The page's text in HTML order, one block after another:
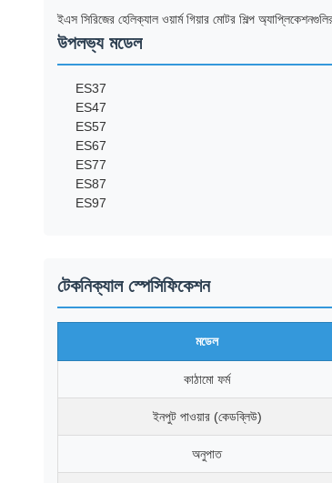
ইএস সিরিজের হেলিক্যাল ওয়ার্ম গিয়ার মোটর শিল্প
উপলভ্য মডেল
ES37
ES47
ES57
ES67
ES77
ES87
ES97
টেকনিক্যাল স্পেসিফিকেশন
মডেল
কাঠামো ফর্ম
ইনপুট পাওয়ার (কেডব্লিউ)
অনুপাত